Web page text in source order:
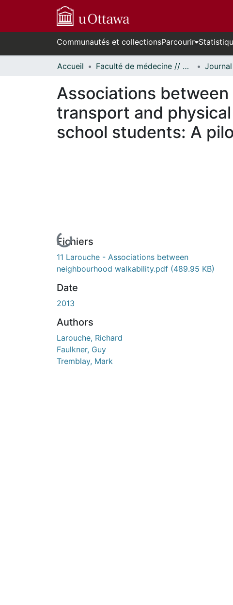
Communautés et collectionsParcourir
Accueil Faculté de médecine // Faculty of Medicine
Associations
transport and
school students: A
de chargement...Fichiers
11 Larouche - Associations between
neighbourhood walkability.pdf (489.95 KB)
Date
2013
Authors
Larouche, Richard
Faulkner, Guy
Tremblay, Mark